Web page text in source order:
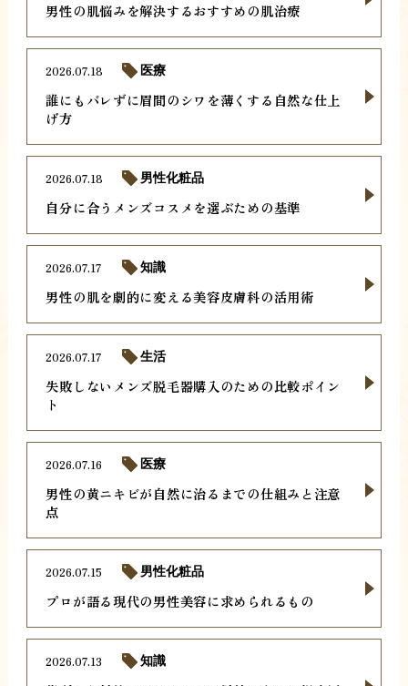
男性の肌悩みを解決するおすすめの肌治療
誰にもバレずに眉間のシワを薄くする自然な仕上
げ方
2026.07.18 医療
自分に合うメンズコスメを選ぶための基準
2026.07.18 男性化粧品
男性の肌を劇的に変える美容皮膚科の活用術
2026.07.17 知識
失敗しないメンズ脱毛器購入のための比較ポイン
ト
2026.07.17 生活
男性の黄ニキビが自然に治るまでの仕組みと注意
点
2026.07.16 医療
プロが語る現代の男性美容に求められるもの
2026.07.15 男性化粧品
2026.07.13 知識